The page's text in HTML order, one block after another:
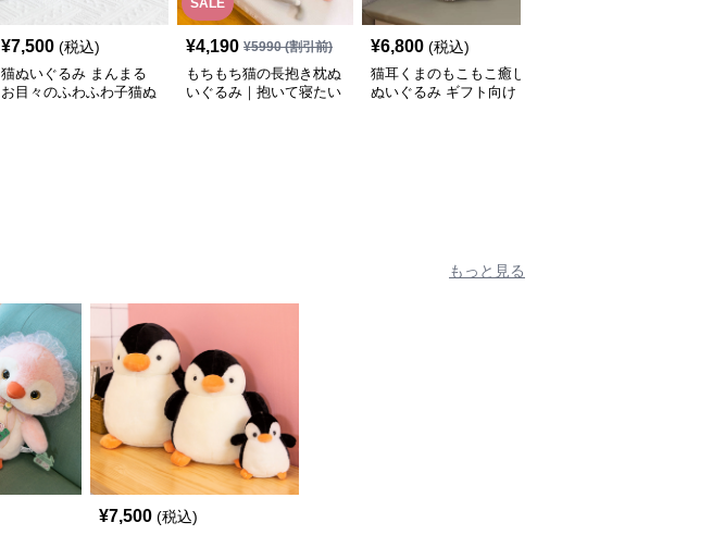
¥7,500 (税込)
猫ぬいぐるみ まんまる
お目々のふわふわ子猫ぬ
SALE
¥4,190 ¥5990(割引前)
もちもち猫の長抱き枕ぬ
いぐるみ｜抱いて寝たい
¥6,800 (税込)
猫耳くまのもこもこ癒し
ぬいぐるみ ギフト向け
もっと見る
¥7,500 (税込)